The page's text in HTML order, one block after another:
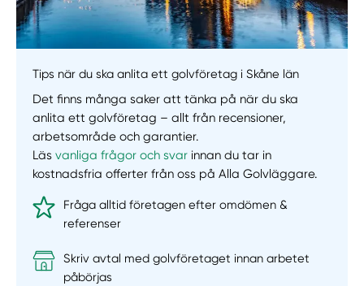
Tips när du ska anlita ett golvföretag i Skåne län
Det finns många saker att tänka på när du ska
anlita ett golvföretag – allt från recensioner,
arbetsområde och garantier.
Läsvanliga frågor och svar innan du tar in
kostnadsfria offerter från oss på Alla Golvläggare.
Fråga alltid företagen efter omdömen &
referenser
Skriv avtal med golvföretaget innan arbetet
påbörjas